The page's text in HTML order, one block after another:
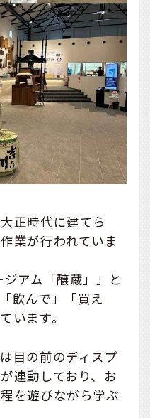
正時代に建てら
業が行われていま
アム「醸蔵」」と
飲んで」「買え
います。
目の前のディスプ
連動しており、お
を遊びながら学ぶ